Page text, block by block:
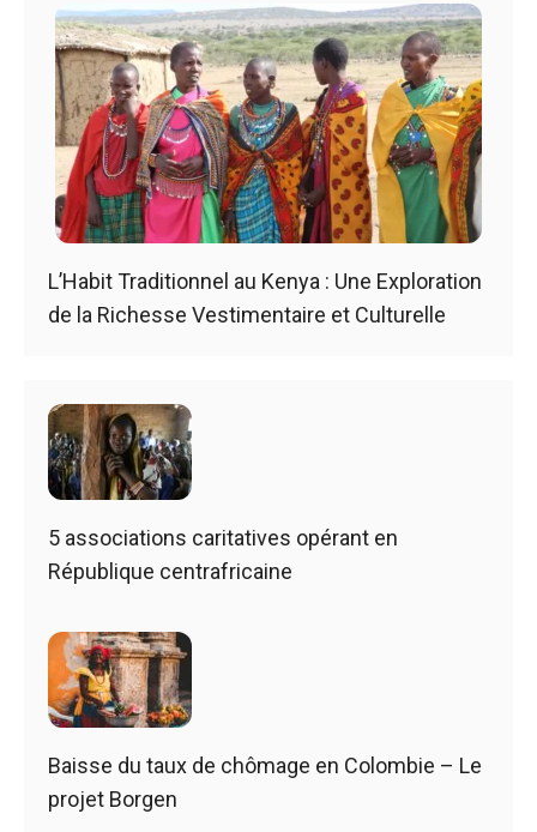
L’Habit Traditionnel au Kenya : Une Exploration
de la Richesse Vestimentaire et Culturelle
5 associations caritatives opérant en
République centrafricaine
Baisse du taux de chômage en Colombie – Le
projet Borgen